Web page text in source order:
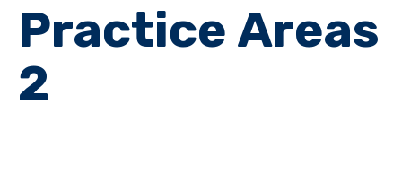
Practice Areas
2